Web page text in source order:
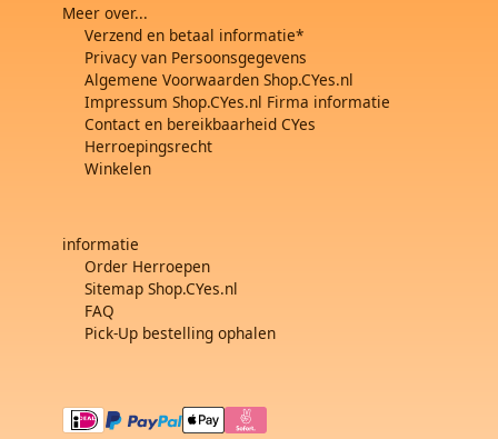
Meer over...
Verzend en betaal informatie*
Privacy van Persoonsgegevens
Algemene Voorwaarden Shop.CYes.nl
Impressum Shop.CYes.nl Firma informatie
Contact en bereikbaarheid CYes
Herroepingsrecht
Winkelen
informatie
Order Herroepen
Sitemap Shop.CYes.nl
FAQ
Pick-Up bestelling ophalen